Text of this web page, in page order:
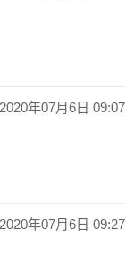
2020年07月6日 09:07
2020年07月6日 09:27